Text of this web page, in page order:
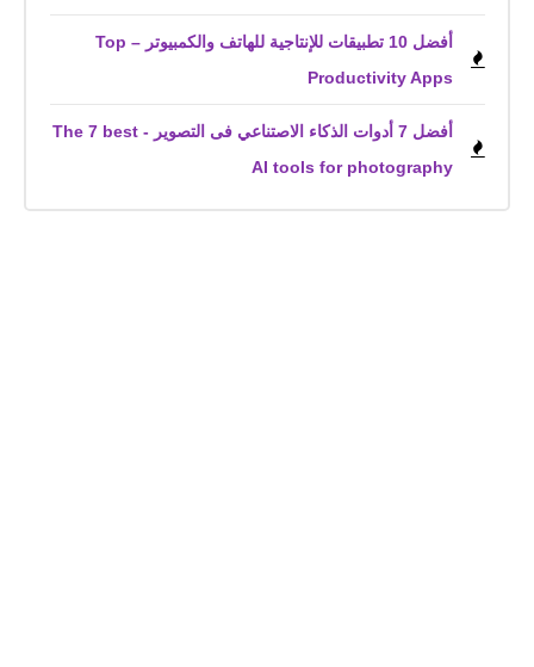
أفضل 10 تطبيقات للإنتاجية للهاتف والكمبيوتر – Top
Productivity Apps
أفضل 7 أدوات الذكاء الاصتناعي فى التصوير - The 7 best
AI tools for photography